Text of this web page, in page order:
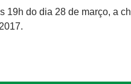
19h do dia 28 de março, a